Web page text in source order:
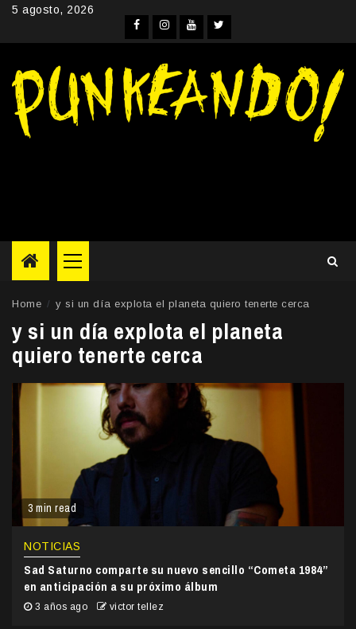
Skip5 agosto, 2026
Facebook
Instagram
YouTube
Twitter
Primary
Menu
Home y si un día explota el planeta quiero tenerte cerca
y si un día explota el planeta
quiero tenerte cerca
3 min read
NOTICIAS
Sad Saturno comparte su nuevo sencillo “Cometa 1984”
en anticipación a su próximo álbum
3 años ago victor tellez